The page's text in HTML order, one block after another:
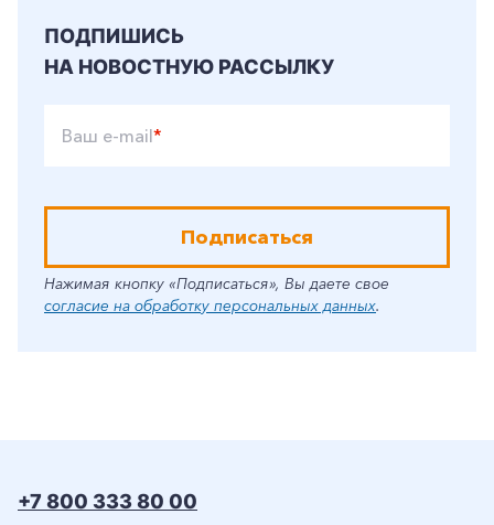
ПОДПИШИСЬ
НА НОВОСТНУЮ РАССЫЛКУ
Ваш e-mail*
Подписаться
Нажимая кнопку «Подписаться», Вы даете свое
согласие на обработку персональных данных.
+7 800 333 80 00